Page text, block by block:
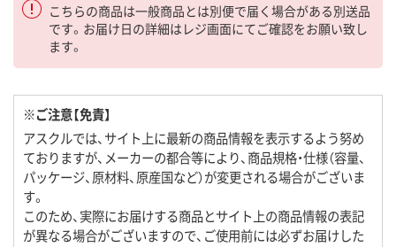
こちらの商品は一般商品とは別便で届く場合がある別送品
です。お届け日の詳細はレジ画面にてご確認をお願い致し
ます。
※ご注意【免責】
アスクルでは、サイト上に最新の商品情報を表示するよう努め
ておりますが、メーカーの都合等により、商品規格・仕様（容量、
パッケージ、原材料、原産国など）が変更される場合がございま
す。
このため、実際にお届けする商品とサイト上の商品情報の表記
が異なる場合がございますので、ご使用前には必ずお届けした